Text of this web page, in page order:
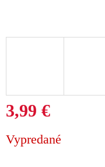
3,99 €
cena:
Vypredané